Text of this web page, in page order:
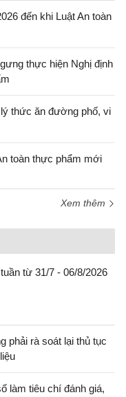
đến khi Luật An toàn
thực hiện Nghị định
thức ăn đường phố, vi
toàn thực phẩm mới
Xem thêm
từ 31/7 - 06/8/2026
phải rà soát lại thủ tục
làm tiêu chí đánh giá,